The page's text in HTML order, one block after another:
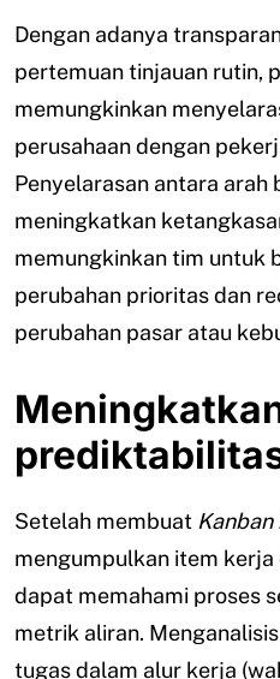
Dengan adanya
pertemuan tinjauan rutin,
memungkinkan
perusahaan dengan
Penyelarasan antara arah
meningkatkan
memungkinkan tim untuk
perubahan prioritas dan
perubahan pasar atau
Setelah membuat Kanban
mengumpulkan item kerja
dapat memahami proses
metrik aliran.
tugas dalam alur kerja